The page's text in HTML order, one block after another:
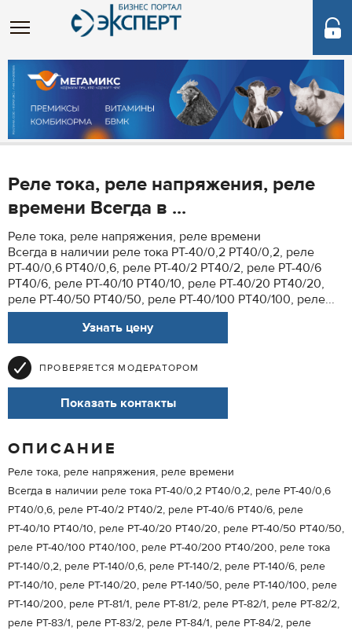
Реле тока, реле напряжения, реле
времени Всегда в ...
Реле тока, реле напряжения, реле времени
Всегда в наличии реле тока РТ-40/0,2 РТ40/0,2, реле
РТ-40/0,6 РТ40/0,6, реле РТ-40/2 РТ40/2, реле РТ-40/6
РТ40/6, реле РТ-40/10 РТ40/10, реле РТ-40/20 РТ40/20,
реле РТ-40/50 РТ40/50, реле РТ-40/100 РТ40/100, реле...
Узнать цену
ПРОВЕРЯЕТСЯ МОДЕРАТОРОМ
Показать контакты
ОПИСАНИЕ
Реле тока, реле напряжения, реле времени
Всегда в наличии реле тока РТ-40/0,2 РТ40/0,2, реле РТ-40/0,6
РТ40/0,6, реле РТ-40/2 РТ40/2, реле РТ-40/6 РТ40/6, реле
РТ-40/10 РТ40/10, реле РТ-40/20 РТ40/20, реле РТ-40/50 РТ40/50,
реле РТ-40/100 РТ40/100, реле РТ-40/200 РТ40/200, реле тока
РТ-140/0,2, реле РТ-140/0,6, реле РТ-140/2, реле РТ-140/6, реле
РТ-140/10, реле РТ-140/20, реле РТ-140/50, реле РТ-140/100, реле
РТ-140/200, реле РТ-81/1, реле РТ-81/2, реле РТ-82/1, реле РТ-82/2,
реле РТ-83/1, реле РТ-83/2, реле РТ-84/1, реле РТ-84/2, реле